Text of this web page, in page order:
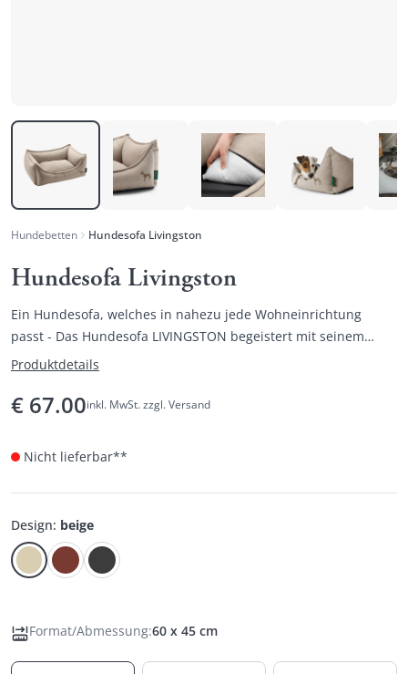
Hundebetten Hundesofa Livingston
Hundesofa Livingston
Ein Hundesofa, welches in nahezu jede Wohneinrichtung
passt - Das Hundesofa LIVINGSTON begeistert mit seinem
elegant-klassischen Look, einem feinen Strukturstoff und
Produktdetails
€ 67.00inkl. MwSt. zzgl. Versand
Nicht lieferbar**
Design: beige
Format/Abmessung:60 x 45 cm